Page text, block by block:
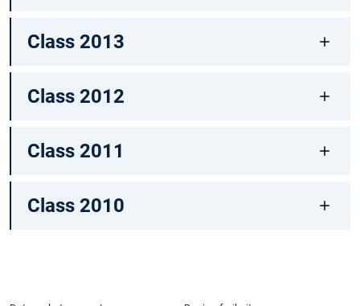
Class 2013
Class 2012
Class 2011
Class 2010